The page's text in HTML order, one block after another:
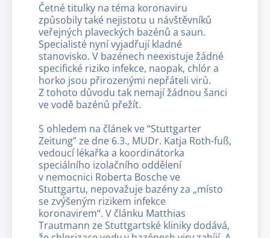
Četné titulky na téma koronaviru
způsobily také nejistotu u návštěvníků
veřejných plaveckých bazénů a saun.
Specialisté nyní vyjadřují kladné
stanovisko. V bazénech neexistuje žádné
specifické riziko infekce, naopak, chlór a
horko jsou přirozenými nepřáteli virů.
Z tohoto důvodu tak nemají žádnou šanci
ve vodě bazénů přežít.
S ohledem na článek ve “Stuttgarter
Zeitung” ze dne 6.3., MUDr. Katja Roth-fuß,
vedoucí lékařka a koordinátorka
speciálního izolačního oddělení
v nemocnici Roberta Bosche ve
Stuttgartu, nepovažuje bazény za „místo
se zvýšeným rizikem infekce
koronavirem“. V článku Matthias
Trautmann ze Stuttgartské kliniky dodává,